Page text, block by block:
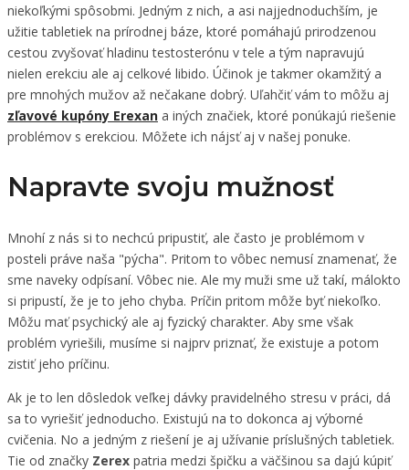
niekoľkými spôsobmi. Jedným z nich, a asi najjednoduchším, je
užitie tabletiek na prírodnej báze, ktoré pomáhajú prirodzenou
cestou zvyšovať hladinu testosterónu v tele a tým napravujú
nielen erekciu ale aj celkové libido. Účinok je takmer okamžitý a
pre mnohých mužov až nečakane dobrý. Uľahčiť vám to môžu aj
zľavové kupóny Erexan a iných značiek, ktoré ponúkajú riešenie
problémov s erekciou. Môžete ich nájsť aj v našej ponuke.
Napravte svoju mužnosť
Mnohí z nás si to nechcú pripustiť, ale často je problémom v
posteli práve naša "pýcha". Pritom to vôbec nemusí znamenať, že
sme naveky odpísaní. Vôbec nie. Ale my muži sme už takí, málokto
si pripustí, že je to jeho chyba. Príčin pritom môže byť niekoľko.
Môžu mať psychický ale aj fyzický charakter. Aby sme však
problém vyriešili, musíme si najprv priznať, že existuje a potom
zistiť jeho príčinu.
Ak je to len dôsledok veľkej dávky pravidelného stresu v práci, dá
sa to vyriešiť jednoducho. Existujú na to dokonca aj výborné
cvičenia. No a jedným z riešení je aj užívanie príslušných tabletiek.
Tie od značky Zerex patria medzi špičku a väčšinou sa dajú kúpiť